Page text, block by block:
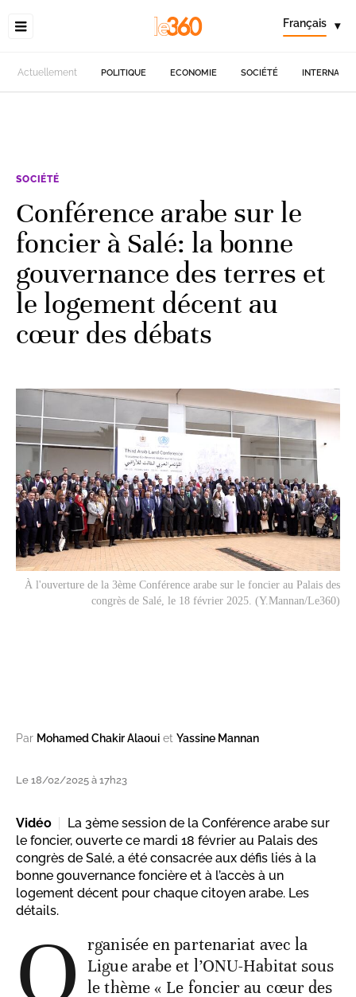
Français ▾
Actuellement POLITIQUE ECONOMIE SOCIÉTÉ
SOCIÉTÉ
Conférence arabe sur le
foncier à Salé: la bonne
gouvernance des terres et
le logement décent au
cœur des débats
À l'ouverture de la 3ème Conférence arabe sur le foncier au Palais des
congrès de Salé, le 18 février 2025. (Y.Mannan/Le360)
Par Mohamed Chakir Alaoui et Yassine Mannan
Le 18/02/2025 à 17h23
Vidéo
La 3ème session de la Conférence arabe sur
le foncier, ouverte ce mardi 18 février au Palais des
congrès de Salé, a été consacrée aux défis liés à la
bonne gouvernance foncière et à l’accès à un
logement décent pour chaque citoyen arabe. Les
détails.
O rganisée en partenariat avec la
Ligue arabe et l’ONU-Habitat sous
le thème « Le foncier au cœur des